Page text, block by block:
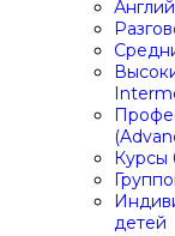
Курсы
детей